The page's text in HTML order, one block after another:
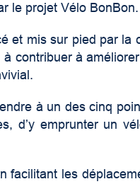
le projet Vélo BonBon.
et mis sur pied par la
contribuer à
à un des cinq
d’y emprunter un
facilitant les